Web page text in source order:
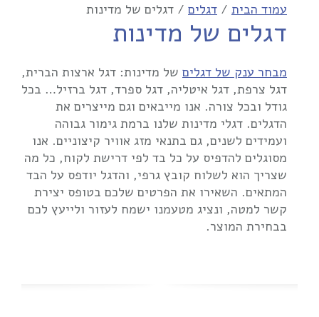
עמוד הבית / דגלים / דגלים של מדינות
דגלים של מדינות
מבחר ענק של דגלים של מדינות: דגל ארצות הברית,
דגל צרפת, דגל איטליה, דגל ספרד, דגל ברזיל… בכל
גודל ובכל צורה. אנו מייבאים וגם מייצרים את
הדגלים. דגלי מדינות שלנו ברמת גימור גבוהה
ועמידים לשנים, גם בתנאי מזג אוויר קיצוניים. אנו
מסוגלים להדפיס על כל בד לפי דרישת לקוח, כל מה
שצריך הוא לשלוח קובץ גרפי, והדגל יודפס על הבד
המתאים. השאירו את הפרטים שלכם בטופס יצירת
קשר למטה, ונציג מטעמנו ישמח לעזור ולייעץ לכם
בבחירת המוצר.